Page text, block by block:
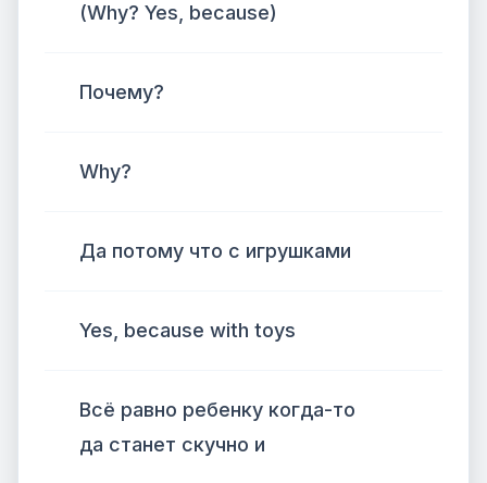
(Why? Yes, because)
Почему?
Why?
Да потому что с игрушками
Yes, because with toys
Всё равно ребенку когда-то
да станет скучно и